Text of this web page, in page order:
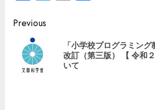
Previous
「小学校プログラミン
改訂（第三版） 【 令和
いて